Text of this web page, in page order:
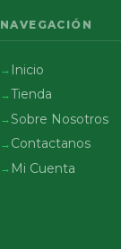
NAVEGACIÓN
Inicio
Tienda
Sobre Nosotros
Contactanos
Mi Cuenta